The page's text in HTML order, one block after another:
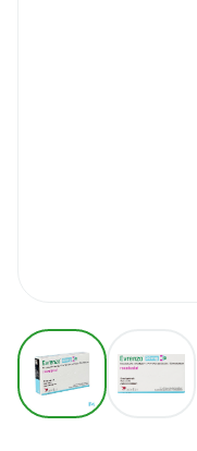
View larger image